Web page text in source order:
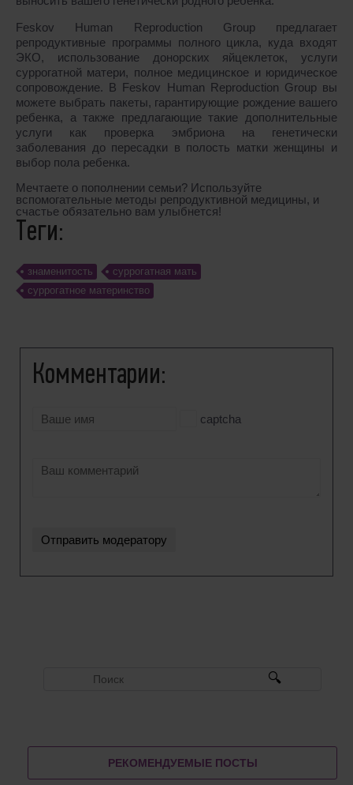
Feskov Human Reproduction Group предлагает
репродуктивные программы полного цикла, куда входят
ЭКО, использование донорских яйцеклеток, услуги
суррогатной матери, полное медицинское и юридическое
сопровождение. В Feskov Human Reproduction Group вы
можете выбрать пакеты, гарантирующие рождение вашего
ребенка, а также предлагающие такие дополнительные
услуги как проверка эмбриона на генетически
заболевания до пересадки в полость матки женщины и
выбор пола ребенка.
Мечтаете о пополнении семьи? Используйте
вспомогательные методы репродуктивной медицины, и
счастье обязательно вам улыбнется!
Теги:
знаменитость
суррогатная мать
cуррогатное материнство
Комментарии:
captcha
РЕКОМЕНДУЕМЫЕ ПОСТЫ